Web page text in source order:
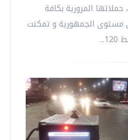
حملاتها المرورية بكافة
مستوى الجمهورية و تمكنت